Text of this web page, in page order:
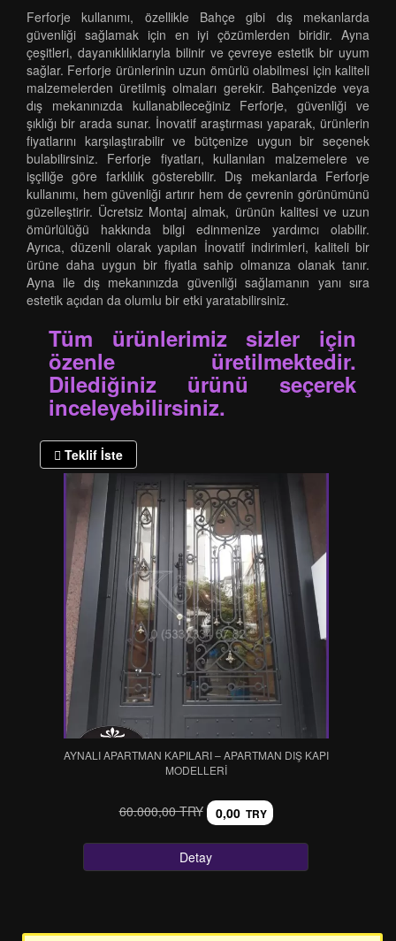
Ferforje kullanımı, özellikle Bahçe gibi dış mekanlarda
güvenliği sağlamak için en iyi çözümlerden biridir. Ayna
çeşitleri, dayanıklılıklarıyla bilinir ve çevreye estetik bir uyum
sağlar. Ferforje ürünlerinin uzun ömürlü olabilmesi için kaliteli
malzemelerden üretilmiş olmaları gerekir. Bahçenizde veya
dış mekanınızda kullanabileceğiniz Ferforje, güvenliği ve
şıklığı bir arada sunar. İnovatif araştırması yaparak, ürünlerin
fiyatlarını karşılaştırabilir ve bütçenize uygun bir seçenek
bulabilirsiniz. Ferforje fiyatları, kullanılan malzemelere ve
işçiliğe göre farklılık gösterebilir. Dış mekanlarda Ferforje
kullanımı, hem güvenliği artırır hem de çevrenin görünümünü
güzelleştirir. Ücretsiz Montaj almak, ürünün kalitesi ve uzun
ömürlülüğü hakkında bilgi edinmenize yardımcı olabilir.
Ayrıca, düzenli olarak yapılan İnovatif indirimleri, kaliteli bir
ürüne daha uygun bir fiyatla sahip olmanıza olanak tanır.
Ayna ile dış mekanınızda güvenliği sağlamanın yanı sıra
estetik açıdan da olumlu bir etki yaratabilirsiniz.
Tüm ürünlerimiz sizler için
özenle üretilmektedir.
Dilediğiniz ürünü seçerek
inceleyebilirsiniz.
Teklif İste
AYNALI APARTMAN KAPILARI – APARTMAN DIŞ KAPI
MODELLERİ
60.000,00 TRY 0,00 TRY
Detay